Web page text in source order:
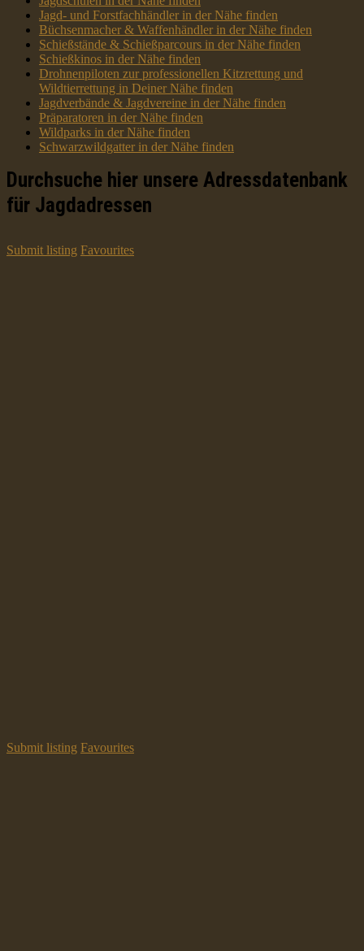
Jagd- und Forstfachhändler in der Nähe finden
Büchsenmacher & Waffenhändler in der Nähe finden
Schießstände & Schießparcours in der Nähe finden
Schießkinos in der Nähe finden
Drohnenpiloten zur professionellen Kitzrettung und
Wildtierrettung in Deiner Nähe finden
Jagdverbände & Jagdvereine in der Nähe finden
Präparatoren in der Nähe finden
Wildparks in der Nähe finden
Schwarzwildgatter in der Nähe finden
Durchsuche hier unsere Adressdatenbank
für Jagdadressen
Submit listing Favourites
Submit listing Favourites